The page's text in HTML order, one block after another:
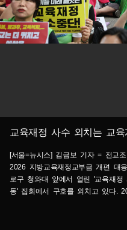
교육재정 사수 외치는 교
[서울=뉴시스] 김금보 기자 = 전교
2026 지방교육재정교부금 개편 대
로구 청와대 앞에서 열린 '교육재
동' 집회에서 구호를 외치고 있다.